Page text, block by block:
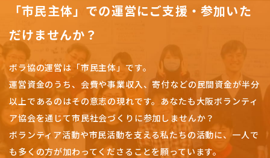
「市民主体」での運営にご支援・参加いた
だけませんか？
ボラ協の運営は「市民主体」です。
運営資金のうち、会費や事業収入、寄付などの民間資金が半分
以上であるのはその意志の現れです。 あなたも大阪ボランティ
ア協会を通じて市民社会づくりに参加しませんか？
ボランティア活動や市民活動を支える私たちの活動に、一人で
も多くの方が加わってくださることを願っています。